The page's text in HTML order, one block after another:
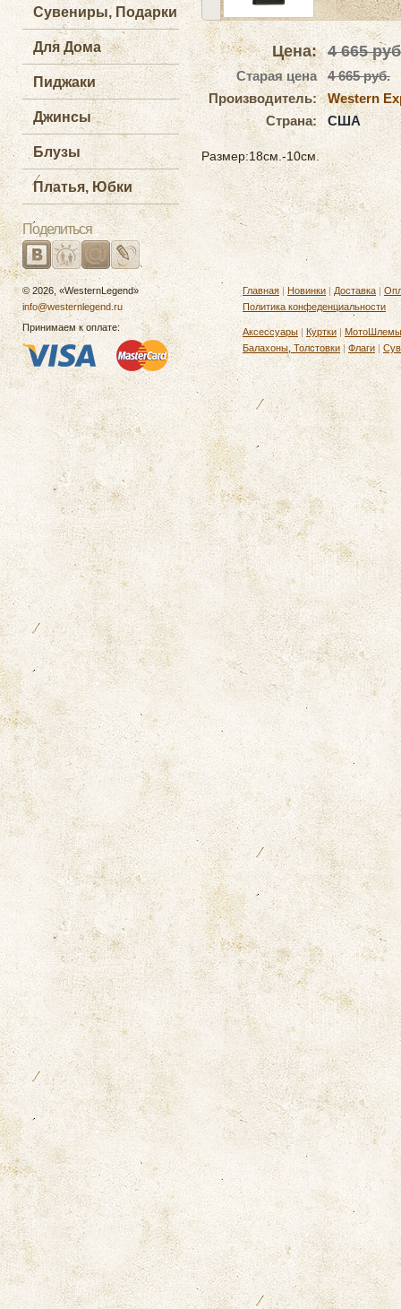
Сувениры, Подарки
Для Дома
Пиджаки
Джинсы
Блузы
Платья, Юбки
Поделиться
Цена: 4 665
Старая цена
4 665 руб.
Производитель:
Western
Страна:
США
Размер:18см.-10см.
© 2026, «WesternLegend»
info@westernlegend.ru
Принимаем к оплате:
Главная | Новинки | Доставка |
Политика конфеденциальности
Аксессуары | Куртки | МотоШлемы
Балахоны, Толстовки |Флаги |